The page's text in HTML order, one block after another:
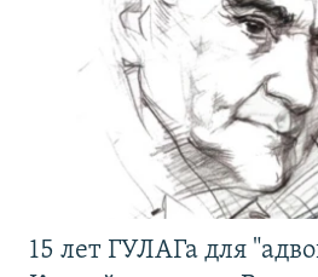
15 лет ГУЛАГа для